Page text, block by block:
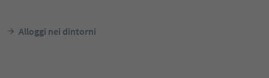
Alloggi nei dintorni